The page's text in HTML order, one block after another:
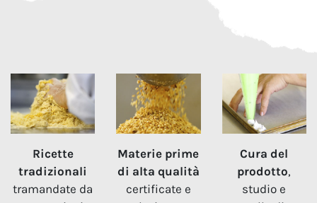
Ricette
tradizionali
tramandate da
Materie prime
di alta qualità
certificate e
Cura del
prodotto,
studio e